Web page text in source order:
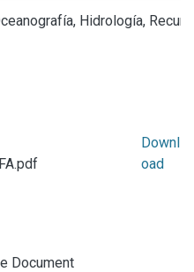
Hidrología,
Document
Downl
oad